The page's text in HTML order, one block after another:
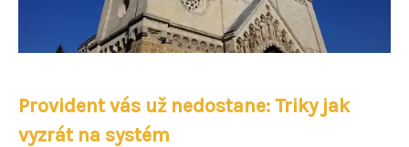
Provident vás už nedostane: Triky jak
vyzrát na systém